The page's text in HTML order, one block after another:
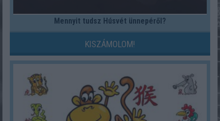
Mennyit tudsz Húsvét ünnepéről?
KISZÁMOLOM!